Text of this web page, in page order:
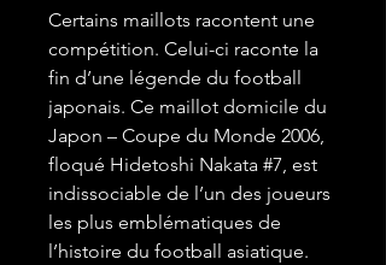
Certains maillots racontent une
compétition. Celui-ci raconte la
fin d’une légende du football
japonais. Ce maillot domicile du
Japon – Coupe du Monde 2006,
floqué Hidetoshi Nakata #7, est
indissociable de l’un des joueurs
les plus emblématiques de
l’histoire du football asiatique.